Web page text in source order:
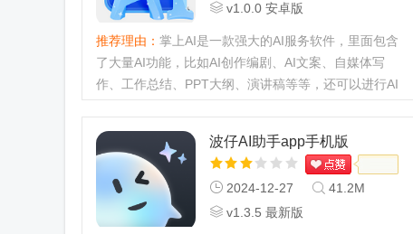
v1.0.0 安卓版
推荐理由： 掌上AI是一款强大的AI服务软件，里面包含
了大量AI功能，比如AI创作编剧、AI文案、自媒体写
作、工作总结、PPT大纲、演讲稿等等，还可以进行AI
波仔AI助手app手机版
2024-12-27
41.2M
v1.3.5 最新版